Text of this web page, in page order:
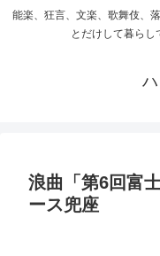
能楽、狂言、文楽、歌舞伎、
とだけして暮らし
浪曲「第6回富
ース兜座